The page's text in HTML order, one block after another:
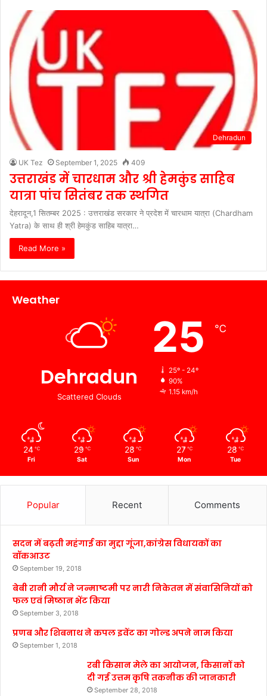
Dehradun
UK Tez September 1, 2025 409
उत्तराखंड में चारधाम और श्री हेमकुंड साहिब
यात्रा पांच सितंबर तक स्थगित
देहरादून,1 सितम्बर 2025 : उत्तराखंड सरकार ने प्रदेश में चारधाम यात्रा (Chardham
Yatra) के साथ ही श्री हेमकुंड साहिब यात्रा…
Read More »
Weather
Dehradun
Scattered Clouds
25 ℃
25º - 24º
90%
1.15 km/h
24 ℃
Fri
29 ℃
Sat
28 ℃
Sun
27 ℃
Mon
28 ℃
Tue
Popular Recent Comments
सदन में बढ़ती महंगाई का मुद्दा गूंजा,कांग्रेस विधायकों का
वॉकआउट
September 19, 2018
बेबी रानी मौर्य ने जन्माष्टमी पर नारी निकेतन में संवासिनियों को
फल एवं मिष्ठान भेंट किया
September 3, 2018
प्रणब और शिबनाथ ने कपल इवेंट का गोल्ड अपने नाम किया
September 1, 2018
रबी किसान मेले का आयोजन, किसानों को
दी गई उत्तम कृषि तकनीक की जानकारी
September 28, 2018